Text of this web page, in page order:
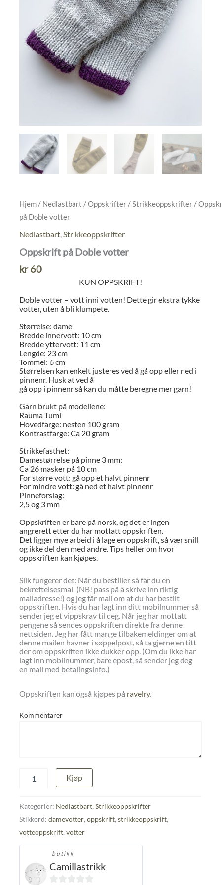
Hjem / Nedlastbart /Oppskrifter /Strikkeoppskrifter /
på Doble votter
Nedlastbart,Strikkeoppskrifter
Oppskrift på Doble votter
kr60
KUN OPPSKRIFT!
Doble votter – vott inni votten! Dette gir ekstra tykke
votter, uten å bli klumpete.
Størrelse: dame
Bredde innervott: 10 cm
Bredde yttervott: 11 cm
Lengde: 23 cm
Tommel: 6 cm
Størrelsen kan enkelt justeres ved å gå opp eller ned i
pinnenr. Husk at ved å
gå opp i pinnenr så kan du måtte beregne mer garn!
Garn brukt på modellene:
Rauma Tumi
Hovedfarge: nesten 100 gram
Kontrastfarge: Ca 20 gram
Strikkefasthet:
Damestørrelse på pinne 3 mm:
Ca 26 masker på 10 cm
For større vott: gå opp et halvt pinnenr
For mindre vott: gå ned et halvt pinnenr
Pinneforslag:
2,5 og 3 mm
Oppskriften er bare på norsk, og det er ingen
angrerett etter du har mottatt oppskriften.
Det ligger mye arbeid i å lage en oppskrift, så vær snill
og ikke del den med andre. Tips heller om hvor
oppskriften kan kjøpes.
Slik fungerer det: Når du bestiller så får du en
bekreftelsesmail (NB! pass på å skrive inn riktig
mailadresse!) og jeg får mail om at du har bestilt
oppskriften. Hvis du har lagt inn ditt mobilnummer så
sender jeg et vippskrav til deg. Når jeg har mottatt
pengene så sendes oppskriften direkte fra denne
nettsiden. Jeg har fått mange tilbakemeldinger om at
denne mailen havner i søppelpost, så ta gjerne en titt
der om oppskriften ikke dukker opp. (Om du ikke har
lagt inn mobilnummer, bare epost, så sender jeg deg
en mail med betalingsinfo.)
Oppskriften kan også kjøpes på ravelry.
Kommentarer
votter
antall
Kjøp
Kategorier: Nedlastbart,Strikkeoppskrifter
Stikkord: damevotter,oppskrift,strikkeoppskrift,
votteoppskrift,votter
butikk
Camillastrikk